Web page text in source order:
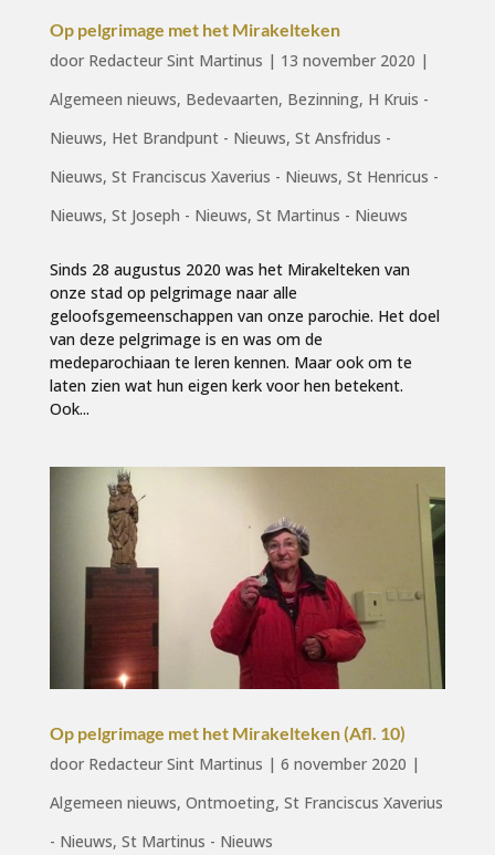
Op pelgrimage met het Mirakelteken
door Redacteur Sint Martinus | 13 november 2020 |
Algemeen nieuws, Bedevaarten, Bezinning, H Kruis -
Nieuws, Het Brandpunt - Nieuws, St Ansfridus -
Nieuws, St Franciscus Xaverius - Nieuws, St Henricus -
Nieuws, St Joseph - Nieuws, St Martinus - Nieuws
Sinds 28 augustus 2020 was het Mirakelteken van
onze stad op pelgrimage naar alle
geloofsgemeenschappen van onze parochie. Het doel
van deze pelgrimage is en was om de
medeparochiaan te leren kennen. Maar ook om te
laten zien wat hun eigen kerk voor hen betekent.
Ook...
Op pelgrimage met het Mirakelteken (Afl. 10)
door Redacteur Sint Martinus | 6 november 2020 |
Algemeen nieuws, Ontmoeting, St Franciscus Xaverius
- Nieuws, St Martinus - Nieuws